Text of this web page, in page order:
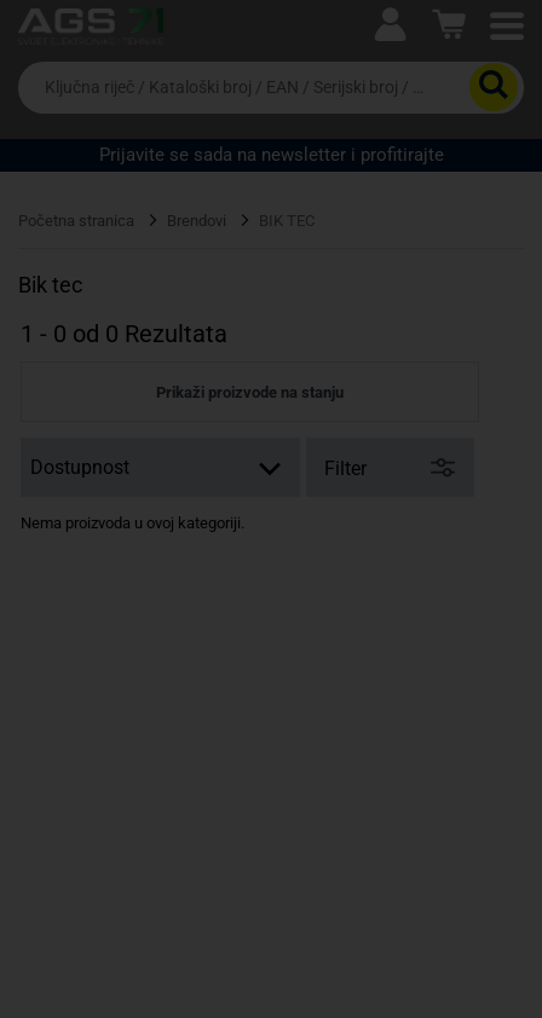
Ova postavka prilagođava asortiman proizvoda i
cijene vašim potrebama.
Da
biste
potražili
proizvod,
unesite
riječ,
EAN
serijski
Prijavite se sada na newsletter i profitirajte
Početna stranica Brendovi BIK TEC
Bik tec
1 - 0 od 0 Rezultata
Prikaži proizvode na stanju
Filter
Nema proizvoda u ovoj kategoriji.